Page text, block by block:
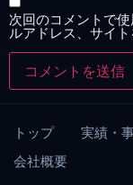
次回のコメントで
ルアドレス、サイト
トップ 実績・
会社概要